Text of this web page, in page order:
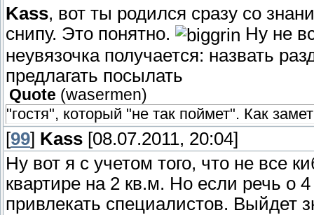
Kass, вот ты родился сразу со
снипу. Это понятно.
Ну не
неувязочка получается: назвать
предлагать посылать
Quote (wasermen)
"гостя", который "не так поймет". Как
[99] Kass [08.07.2011, 20:04]
Ну вот я с учетом того, что не все
квартире на 2 кв.м. Но если речь о
привлекать специалистов. Выйдет